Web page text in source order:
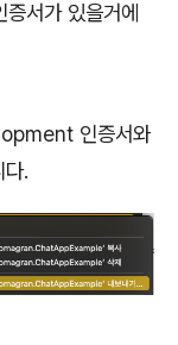
서가 있을거에
인증서와
.